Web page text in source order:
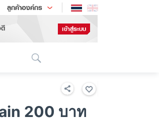
ลูกค้าองค์กร
เทรนด์เทคโนโลยี
เข้าสู่ระบบ
200 บาท